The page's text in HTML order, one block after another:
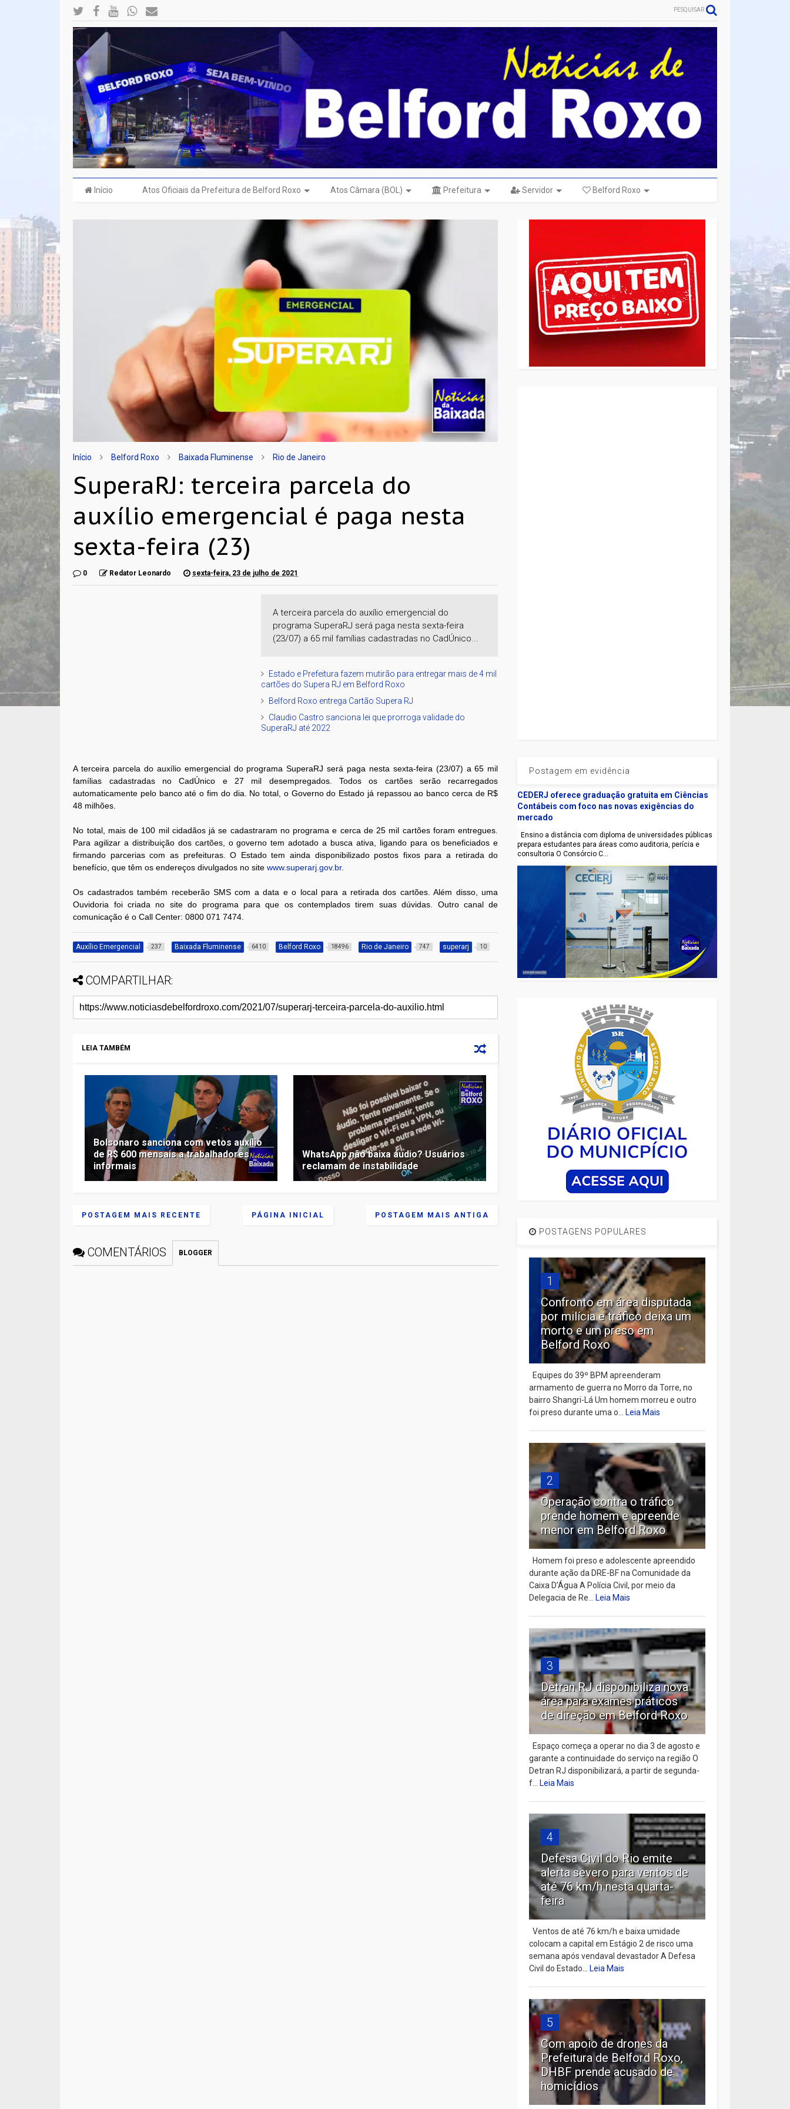
PESQUISAR
Início Atos Oficiais da Prefeitura de Belford Roxo Atos Câmara (BOL) Prefeitura Servidor Belford Roxo
Início Belford Roxo Baixada Fluminense Rio de Janeiro
SuperaRJ: terceira parcela do
auxílio emergencial é paga nesta
sexta-feira (23)
0 Redator Leonardo sexta-feira, 23 de julho de 2021
A terceira parcela do auxílio emergencial do
programa SuperaRJ será paga nesta sexta-feira
(23/07) a 65 mil famílias cadastradas no CadÚnico...
Estado e Prefeitura fazem mutirão para entregar mais de 4 mil
cartões do Supera RJ em Belford Roxo
Belford Roxo entrega Cartão Supera RJ
Claudio Castro sanciona lei que prorroga validade do
SuperaRJ até 2022
A terceira parcela do auxílio emergencial do programa SuperaRJ será paga nesta sexta-feira (23/07) a 65 mil
famílias cadastradas no CadÚnico e 27 mil desempregados. Todos os cartões serão recarregados
automaticamente pelo banco até o fim do dia. No total, o Governo do Estado já repassou ao banco cerca de R$
48 milhões.
No total, mais de 100 mil cidadãos já se cadastraram no programa e cerca de 25 mil cartões foram entregues.
Para agilizar a distribuição dos cartões, o governo tem adotado a busca ativa, ligando para os beneficiados e
firmando parcerias com as prefeituras. O Estado tem ainda disponibilizado postos fixos para a retirada do
benefício, que têm os endereços divulgados no sitewww.superarj.gov.br.
Os cadastrados também receberão SMS com a data e o local para a retirada dos cartões. Além disso, uma
Ouvidoria foi criada no site do programa para que os contemplados tirem suas dúvidas. Outro canal de
comunicação é o Call Center: 0800 071 7474.
Auxílio Emergencial 237 Baixada Fluminense 6410 Belford Roxo 18496 Rio de Janeiro 747 superarj 10
COMPARTILHAR:
LEIA TAMBÉM
Bolsonaro sanciona com vetos auxílio
de R$ 600 mensais a trabalhadores
informais
WhatsApp não baixa áudio? Usuários
reclamam de instabilidade
POSTAGEM MAIS RECENTE POSTAGEM MAIS ANTIGA
PÁGINA INICIAL
COMENTÁRIOS BLOGGER
Postagem em evidência
CEDERJ oferece graduação gratuita em Ciências
Contábeis com foco nas novas exigências do
mercado
Ensino a distância com diploma de universidades públicas
prepara estudantes para áreas como auditoria, perícia e
consultoria O Consórcio C...
POSTAGENS POPULARES
1
Confronto em área disputada
por milícia e tráfico deixa um
morto e um preso em
Belford Roxo
Equipes do 39º BPM apreenderam
armamento de guerra no Morro da Torre, no
bairro Shangri-Lá Um homem morreu e outro
foi preso durante uma o...Leia Mais
2
Operação contra o tráfico
prende homem e apreende
menor em Belford Roxo
Homem foi preso e adolescente apreendido
durante ação da DRE-BF na Comunidade da
Caixa D’Água A Polícia Civil, por meio da
Delegacia de Re...Leia Mais
3
Detran RJ disponibiliza nova
área para exames práticos
de direção em Belford Roxo
Espaço começa a operar no dia 3 de agosto e
garante a continuidade do serviço na região O
Detran RJ disponibilizará, a partir de segunda-
f...Leia Mais
4
Defesa Civil do Rio emite
alerta severo para ventos de
até 76 km/h nesta quarta-
feira
Ventos de até 76 km/h e baixa umidade
colocam a capital em Estágio 2 de risco uma
semana após vendaval devastador A Defesa
Civil do Estado...Leia Mais
5
Com apoio de drones da
Prefeitura de Belford Roxo,
DHBF prende acusado de
homicídios